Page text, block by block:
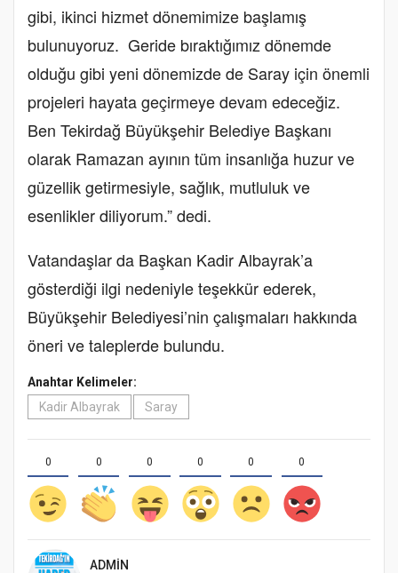
gibi, ikinci hizmet dönemimize başlamış
bulunuyoruz. Geride bıraktığımız dönemde
olduğu gibi yeni dönemizde de Saray için önemli
projeleri hayata geçirmeye devam edeceğiz.
Ben Tekirdağ Büyükşehir Belediye Başkanı
olarak Ramazan ayının tüm insanlığa huzur ve
güzellik getirmesiyle, sağlık, mutluluk ve
esenlikler diliyorum.” dedi.
Vatandaşlar da Başkan Kadir Albayrak’a
gösterdiği ilgi nedeniyle teşekkür ederek,
Büyükşehir Belediyesi’nin çalışmaları hakkında
öneri ve taleplerde bulundu.
Anahtar Kelimeler:
Kadir Albayrak
Saray
0 0 0 0 0 0
ADMIN